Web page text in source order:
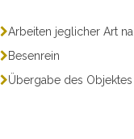
Arbeiten jeglicher Art
Besenrein
Übergabe des